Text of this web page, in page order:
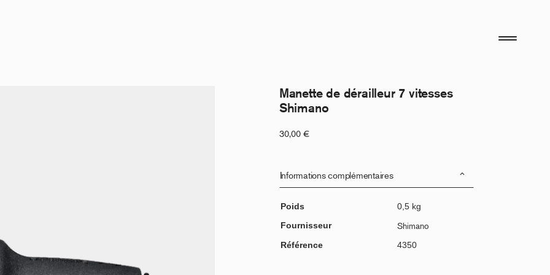
Manette de dérailleur 7 vitesses
Shimano
30,00 €
Informations complémentaires
Poids
0,5 kg
Fournisseur
Shimano
Référence 4350